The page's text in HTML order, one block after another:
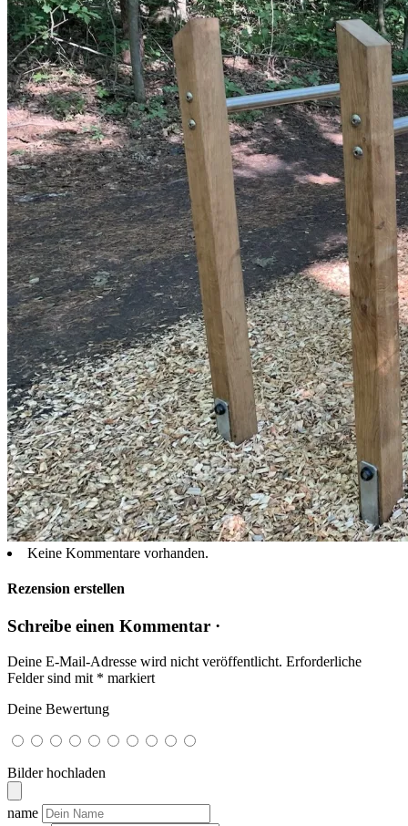
Keine Kommentare vorhanden.
Rezension erstellen
Schreibe einen Kommentar ·
Deine E-Mail-Adresse wird nicht veröffentlicht. Erforderliche
Felder sind mit * markiert
Deine Bewertung
Bilder hochladen
name